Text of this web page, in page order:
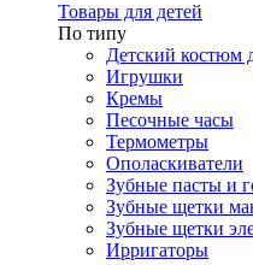
Товары для детей
По типу
Детский костюм
Игрушки
Кремы
Песочные часы
Термометры
Ополаскиватели
Зубные пасты и
Зубные щетки
Зубные щетки
Ирригаторы